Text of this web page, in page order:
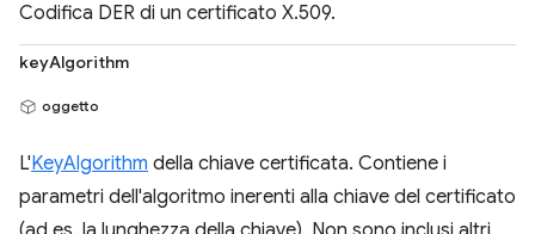
Codifica DER di un certificato X.509.
keyAlgorithm
oggetto
L'KeyAlgorithm della chiave certificata. Contiene i
parametri dell'algoritmo inerenti alla chiave del certificato